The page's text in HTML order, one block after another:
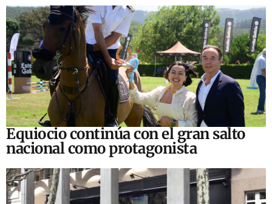
Equiocio continúa con el gran salto
nacional como protagonista